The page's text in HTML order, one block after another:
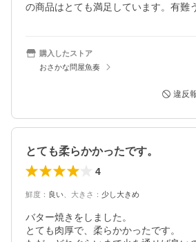
の商品はとても満足しています。有難
購入したストア
おさかな問屋魚奏
違反
とても柔らかかったです。
4
鮮度 ： 良い 大きさ ： 少し大きめ
バター焼きをしました。
とても肉厚で、柔らかかったです。